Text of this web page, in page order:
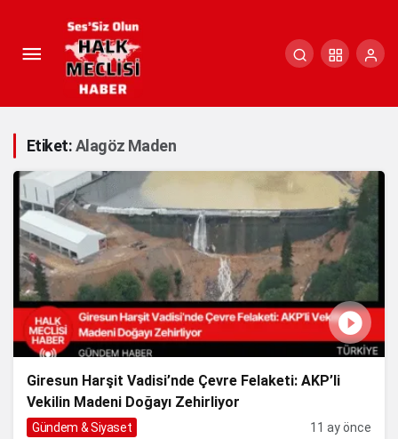
Etiket:Alagöz Maden
Giresun Harşit Vadisi’nde Çevre Felaketi: AKP’li
Vekilin Madeni Doğayı Zehirliyor
Gündem & Siyaset 11 ay önce